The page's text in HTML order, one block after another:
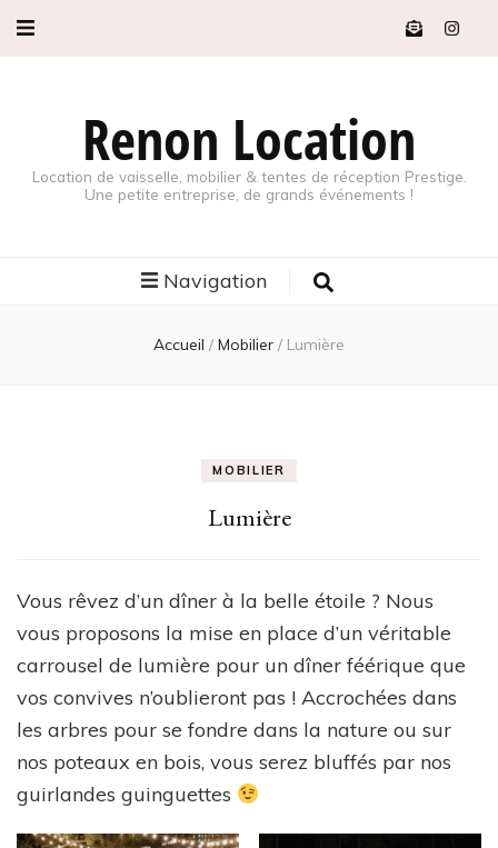
Renon Location
Location de vaisselle, mobilier & tentes de réception Prestige.
Une petite entreprise, de grands événements !
Navigation
Accueil / Mobilier / Lumière
MOBILIER
Lumière
Vous rêvez d’un dîner à la belle étoile ? Nous
vous proposons la mise en place d’un véritable
carrousel de lumière pour un dîner féérique que
vos convives n’oublieront pas ! Accrochées dans
les arbres pour se fondre dans la nature ou sur
nos poteaux en bois, vous serez bluffés par nos
guirlandes guinguettes